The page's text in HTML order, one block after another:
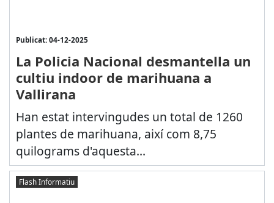
Publicat: 04-12-2025
La Policia Nacional desmantella un
cultiu indoor de marihuana a
Vallirana
Han estat intervingudes un total de 1260
plantes de marihuana, així com 8,75
quilograms d'aquesta...
Flash Informatiu